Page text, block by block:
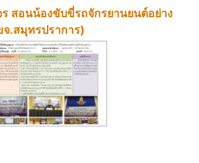
สอนน้องขับขี่รถจักรยานยนต์อย่าง
.สมุทรปราการ)